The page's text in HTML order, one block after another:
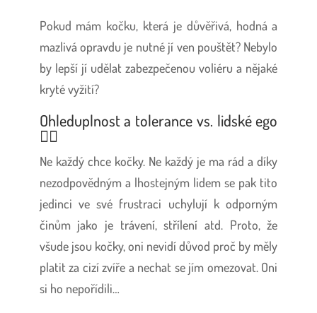
Pokud mám kočku, která je důvěřivá, hodná a
mazlivá opravdu je nutné jí ven pouštět? Nebylo
by lepší jí udělat zabezpečenou voliéru a nějaké
kryté vyžití?
Ohleduplnost a tolerance vs. lidské ego
😶‍🌫️
Ne každý chce kočky. Ne každý je ma rád a díky
nezodpovědným a lhostejným lidem se pak tito
jedinci ve své frustraci uchylují k odporným
činům jako je trávení, střílení atd. Proto, že
všude jsou kočky, oni nevidí důvod proč by měly
platit za cizí zvíře a nechat se jím omezovat. Oni
si ho nepořídili…